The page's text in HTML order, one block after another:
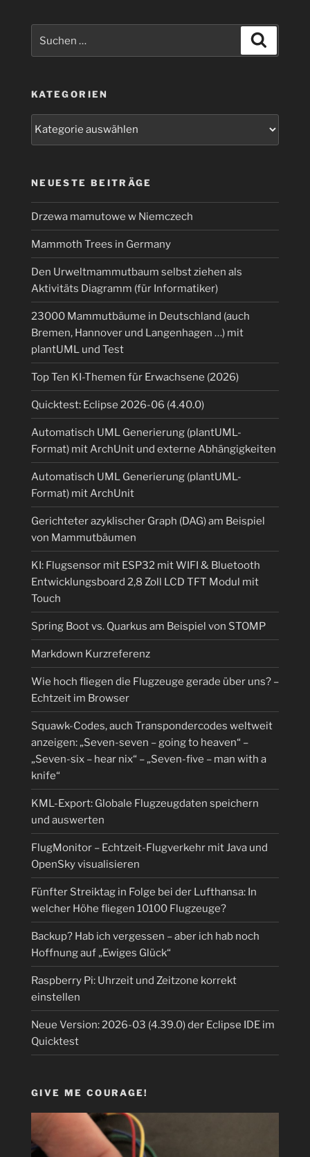
Model
(ecore)
Modeling
Framework
(EMF)
unter
Luna
und
Texo
generiert
werden?“
nach:
KATEGORIEN
NEUESTE BEITRÄGE
Drzewa mamutowe w Niemczech
Mammoth Trees in Germany
Den Urweltmammutbaum selbst ziehen als
Aktivitäts Diagramm (für Informatiker)
23000 Mammutbäume in Deutschland (auch
Bremen, Hannover und Langenhagen …) mit
plantUML und Test
Top Ten KI-Themen für Erwachsene (2026)
Quicktest: Eclipse 2026-06 (4.40.0)
Automatisch UML Generierung (plantUML-
Format) mit ArchUnit und externe Abhängigkeiten
Automatisch UML Generierung (plantUML-
Format) mit ArchUnit
Gerichteter azyklischer Graph (DAG) am Beispiel
von Mammutbäumen
KI: Flugsensor mit ESP32 mit WIFI & Bluetooth
Entwicklungsboard 2,8 Zoll LCD TFT Modul mit
Touch
Spring Boot vs. Quarkus am Beispiel von STOMP
Markdown Kurzreferenz
Wie hoch fliegen die Flugzeuge gerade über uns? –
Echtzeit im Browser
Squawk-Codes, auch Transpondercodes weltweit
anzeigen: „Seven-seven – going to heaven“ –
„Seven-six – hear nix“ – „Seven-five – man with a
knife“
KML-Export: Globale Flugzeugdaten speichern
und auswerten
FlugMonitor – Echtzeit-Flugverkehr mit Java und
OpenSky visualisieren
Fünfter Streiktag in Folge bei der Lufthansa: In
welcher Höhe fliegen 10100 Flugzeuge?
Backup? Hab ich vergessen – aber ich hab noch
Hoffnung auf „Ewiges Glück“
Raspberry Pi: Uhrzeit und Zeitzone korrekt
einstellen
Neue Version: 2026-03 (4.39.0) der Eclipse IDE im
Quicktest
GIVE ME COURAGE!